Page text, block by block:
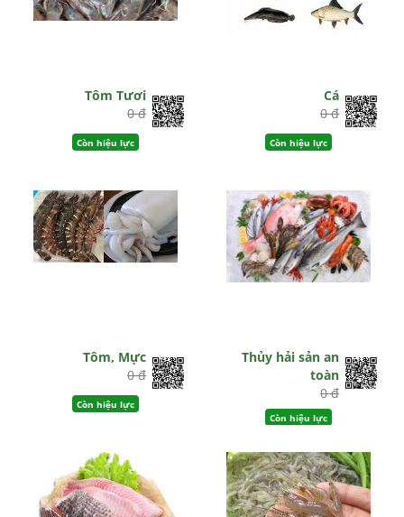
Tôm Tươi
0 đ
Còn hiệu lực
Cá
0 đ
Còn hiệu lực
Tôm, Mực
0 đ
Còn hiệu lực
Thủy hải sản an
toàn
0 đ
Còn hiệu lực